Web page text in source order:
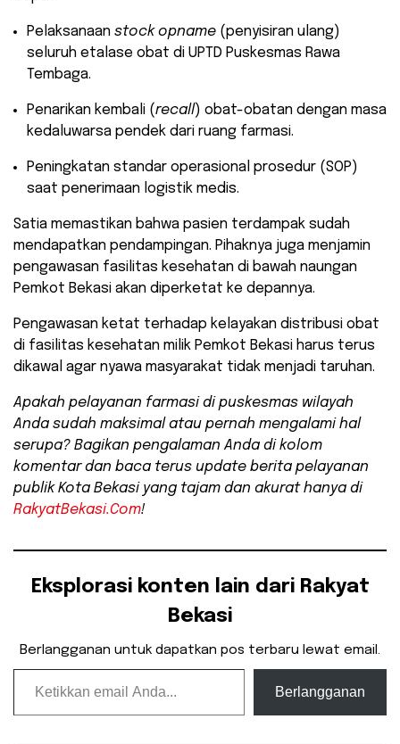
​Pelaksanaan stock opname (penyisiran ulang)
seluruh etalase obat di UPTD Puskesmas Rawa
Tembaga.
​Penarikan kembali (recall) obat-obatan dengan masa
kedaluwarsa pendek dari ruang farmasi.
​Peningkatan standar operasional prosedur (SOP)
saat penerimaan logistik medis.
​Satia memastikan bahwa pasien terdampak sudah
mendapatkan pendampingan. Pihaknya juga menjamin
pengawasan fasilitas kesehatan di bawah naungan
Pemkot Bekasi akan diperketat ke depannya.
Pengawasan ketat terhadap kelayakan distribusi obat
di fasilitas kesehatan milik Pemkot Bekasi harus terus
dikawal agar nyawa masyarakat tidak menjadi taruhan.
Apakah pelayanan farmasi di puskesmas wilayah
Anda sudah maksimal atau pernah mengalami hal
serupa? Bagikan pengalaman Anda di kolom
komentar dan baca terus update berita pelayanan
publik Kota Bekasi yang tajam dan akurat hanya di
RakyatBekasi.Com!
Eksplorasi konten lain dari Rakyat
Bekasi
Berlangganan untuk dapatkan pos terbaru lewat email.
Ketikkan email Anda...
Berlangganan